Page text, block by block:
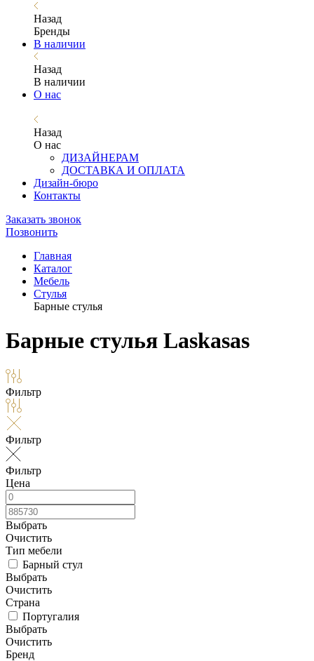
Назад
Бренды
В наличии
Назад
В наличии
О нас
Назад
О нас
ДИЗАЙНЕРАМ
ДОСТАВКА И ОПЛАТА
Дизайн-бюро
Контакты
Заказать звонок
Позвонить
Главная
Каталог
Мебель
Стулья
Барные стулья
Барные стулья Laskasas
Фильтр
Фильтр
Фильтр
Цена
Выбрать
Очистить
Тип мебели
Барный стул
Выбрать
Очистить
Страна
Португалия
Выбрать
Очистить
Бренд